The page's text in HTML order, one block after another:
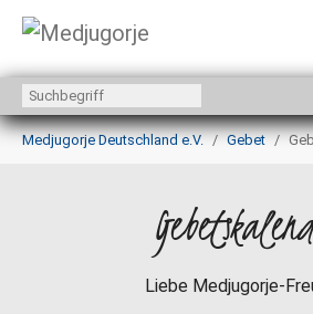
Zum Hauptinhalt springen
Sie sind hier:
Medjugorje Deutschland e.V.
Gebet
Liebe Medjugorje-